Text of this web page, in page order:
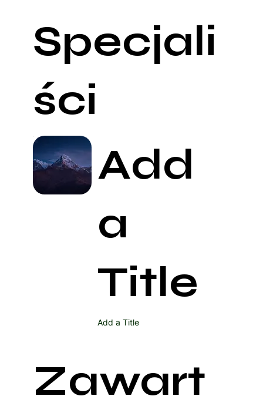
Specjali
ści
Add
a
Title
Add a Title
Zawart